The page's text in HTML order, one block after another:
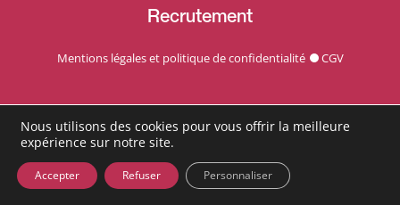
Recrutement
Mentions légales et politique de confidentialité CGV
Nous utilisons des cookies pour vous offrir la meilleure
expérience sur notre site.
Accepter Refuser Personnaliser